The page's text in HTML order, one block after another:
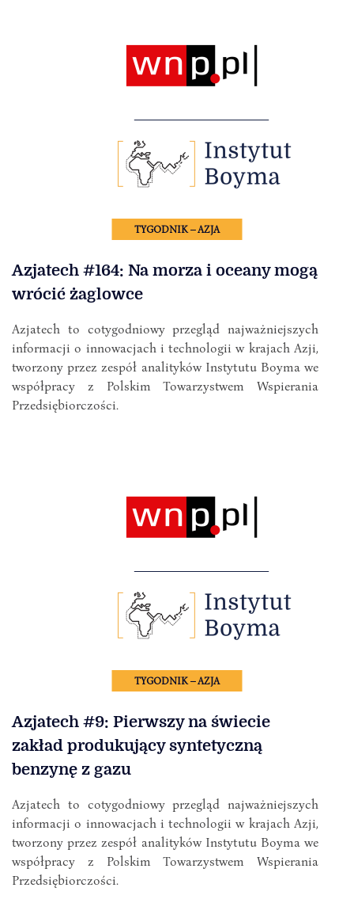
TYGODNIK – AZJA
Azjatech #164: Na morza i oceany mogą
wrócić żaglowce
Azjatech to cotygodniowy przegląd najważniejszych
informacji o innowacjach i technologii w krajach Azji,
tworzony przez zespół analityków Instytutu Boyma we
współpracy z Polskim Towarzystwem Wspierania
Przedsiębiorczości.
TYGODNIK – AZJA
Azjatech #9: Pierwszy na świecie
zakład produkujący syntetyczną
benzynę z gazu
Azjatech to cotygodniowy przegląd najważniejszych
informacji o innowacjach i technologii w krajach Azji,
tworzony przez zespół analityków Instytutu Boyma we
współpracy z Polskim Towarzystwem Wspierania
Przedsiębiorczości.